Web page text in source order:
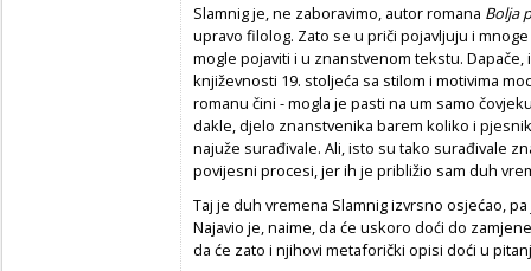
Slamnig je, ne zaboravimo, autor romana Bolja
upravo filolog. Zato se u priči pojavljuju i
mogle pojaviti i u znanstvenom tekstu.
književnosti 19. stoljeća sa stilom i motivima
romanu čini - mogla je pasti na um samo
dakle, djelo znanstvenika barem koliko i
najuže surađivale. Ali, isto su tako surađivale
povijesni procesi, jer ih je približio sam duh
Taj je duh vremena Slamnig izvrsno osjećao,
Najavio je, naime, da će uskoro doći do
da će zato i njihovi metaforički opisi doći u